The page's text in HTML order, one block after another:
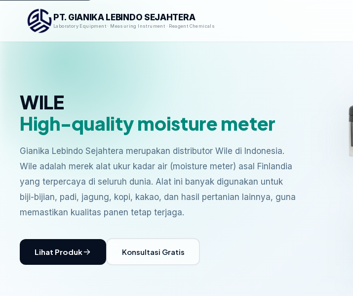
PT. GIANIKA LEBINDO SEJAHTERA
Laboratory Equipment · Measuring Instrument · Reagent Chemicals
WILE
High-quality moisture meter
Gianika Lebindo Sejahtera merupakan distributor Wile di Indonesia.
Wile adalah merek alat ukur kadar air (moisture meter) asal Finlandia
yang terpercaya di seluruh dunia. Alat ini banyak digunakan untuk
biji-bijian, padi, jagung, kopi, kakao, dan hasil pertanian lainnya, guna
memastikan kualitas panen tetap terjaga.
Lihat Produk Konsultasi Gratis